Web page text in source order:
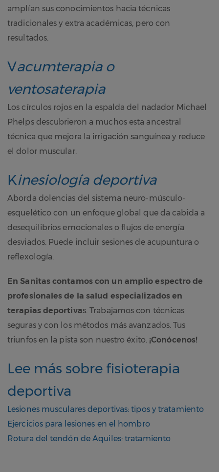
amplían sus conocimientos hacia técnicas
tradicionales y extra académicas, pero con
resultados.
Vacumterapia o
ventosaterapia
Los círculos rojos en la espalda del nadador Michael
Phelps descubrieron a muchos esta ancestral
técnica que mejora la irrigación sanguínea y reduce
el dolor muscular.
Kinesiología deportiva
Aborda dolencias del sistema neuro-músculo-
esquelético con un enfoque global que da cabida a
desequilibrios emocionales o flujos de energía
desviados. Puede incluir sesiones de acupuntura o
reflexología.
En Sanitas contamos con un amplio espectro de
profesionales de la salud especializados en
terapias deportivas. Trabajamos con técnicas
seguras y con los métodos más avanzados. Tus
triunfos en la pista son nuestro éxito. ¡Conócenos!
Lee más sobre fisioterapia
deportiva
Lesiones musculares deportivas: tipos y tratamiento
Ejercicios para lesiones en el hombro
Rotura del tendón de Aquiles: tratamiento